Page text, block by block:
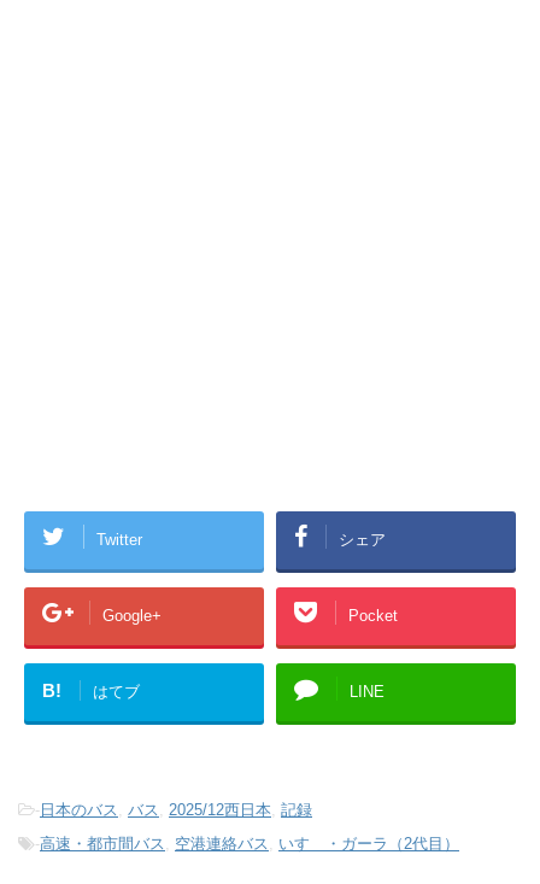
Twitter シェア
Google+ Pocket
B! はてブ LINE
-日本のバス バス 2025/12西日本 記録
-高速・都市間バス 空港連絡バス いすゞ・ガーラ（2代目）